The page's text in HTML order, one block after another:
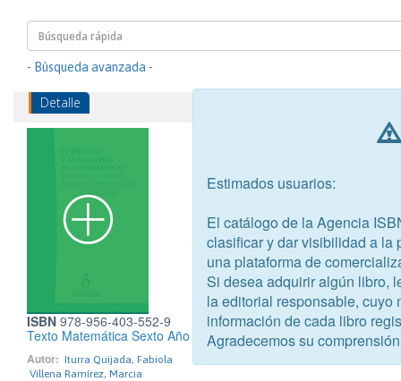
- Búsqueda avanzada -
Detalle
ISBN 978-956-403-552-9
Texto Matemática Sexto Año Tomo 1. Proyecto Valientes
Autor: Iturra Quijada, Fabiola
Villena Ramírez, Marcia
Estimados usuarios:
El catálogo de la Agencia
clasificar y dar visibilidad a la
una plataforma de
Si desea adquirir algún libro,
la editorial responsable, cuyo
información de cada libro
Agradecemos su